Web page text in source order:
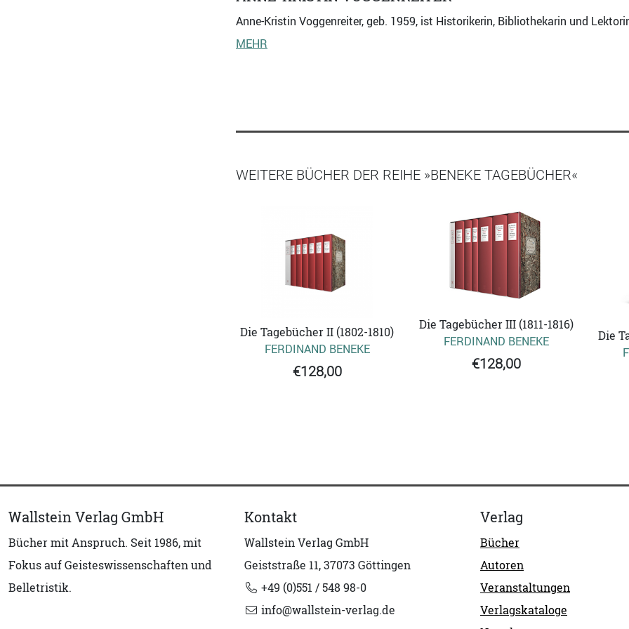
Anne-Kristin Voggenreiter, geb. 1959, ist Historikerin, Bibliothekarin und
MEHR
WEITERE BÜCHER DER REIHE »BENEKE TAGEBÜCHER«
Die Tagebücher II (1802-1810)
FERDINAND BENEKE
€128,00
Die Tagebücher III (1811-1816)
FERDINAND BENEKE
€128,00
Die
Wallstein Verlag GmbH
Bücher mit Anspruch. Seit 1986, mit
Fokus auf Geisteswissenschaften und
Belletristik.
Kontakt
Wallstein Verlag GmbH
Geiststraße 11, 37073 Göttingen
+49 (0)551 / 548 98-0
info@wallstein-verlag.de
Verlag
Bücher
Autoren
Veranstaltungen
Verlagskataloge